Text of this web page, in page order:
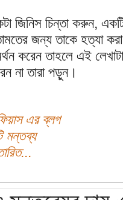
জিনিস চিন্তা করুন,
জন্য তাকে হত্যা
করেন তাহলে এই
না তারা পড়ুন।
এর ব্লগ
মন্তব্য